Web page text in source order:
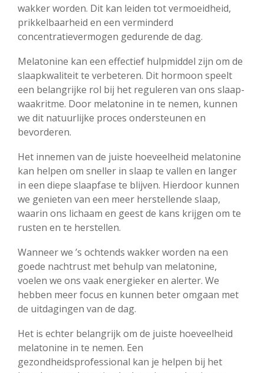
wakker worden. Dit kan leiden tot vermoeidheid,
prikkelbaarheid en een verminderd
concentratievermogen gedurende de dag.
Melatonine kan een effectief hulpmiddel zijn om de
slaapkwaliteit te verbeteren. Dit hormoon speelt
een belangrijke rol bij het reguleren van ons slaap-
waakritme. Door melatonine in te nemen, kunnen
we dit natuurlijke proces ondersteunen en
bevorderen.
Het innemen van de juiste hoeveelheid melatonine
kan helpen om sneller in slaap te vallen en langer
in een diepe slaapfase te blijven. Hierdoor kunnen
we genieten van een meer herstellende slaap,
waarin ons lichaam en geest de kans krijgen om te
rusten en te herstellen.
Wanneer we ’s ochtends wakker worden na een
goede nachtrust met behulp van melatonine,
voelen we ons vaak energieker en alerter. We
hebben meer focus en kunnen beter omgaan met
de uitdagingen van de dag.
Het is echter belangrijk om de juiste hoeveelheid
melatonine in te nemen. Een
gezondheidsprofessional kan je helpen bij het